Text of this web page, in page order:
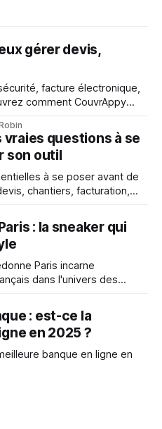
gérer devis,
facture électronique,
comment CouvrAppy
questions à se
son outil
à se poser avant de
chantiers, facturation,
: la sneaker qui
Paris incarne
dans l'univers des
: est-ce la
en 2025 ?
banque en ligne en